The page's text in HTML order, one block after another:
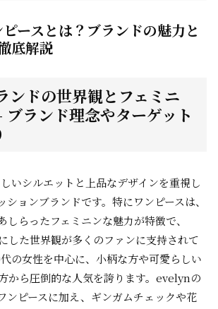
ースとは？ブランドの魅力と
底解説
ドの世界観とフェミニ
ブランド理念やターゲット
いシルエットと上品なデザインを重視し
ションブランドです。特にワンピースは、
しらったフェミニンな魅力が特徴で、
した世界観が多くのファンに支持されて
の女性を中心に、小柄な方や可愛らしい
から圧倒的な人気を誇ります。evelynの
ンピースに加え、ギンガムチェックや花